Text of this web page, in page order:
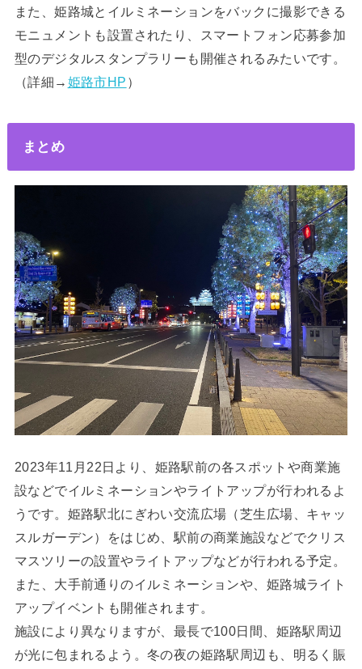
また、姫路城とイルミネーションをバックに撮影できる
モニュメントも設置されたり、スマートフォン応募参加
型のデジタルスタンプラリーも開催されるみたいです。
（詳細→ 姫路市HP ）
まとめ
2023年11月22日より、姫路駅前の各スポットや商業施
設などでイルミネーションやライトアップが行われるよ
うです。姫路駅北にぎわい交流広場（芝生広場、キャッ
スルガーデン）をはじめ、駅前の商業施設などでクリス
マスツリーの設置やライトアップなどが行われる予定。
また、大手前通りのイルミネーションや、姫路城ライト
アップイベントも開催されます。
施設により異なりますが、最長で100日間、姫路駅周辺
が光に包まれるよう。冬の夜の姫路駅周辺も、明るく賑